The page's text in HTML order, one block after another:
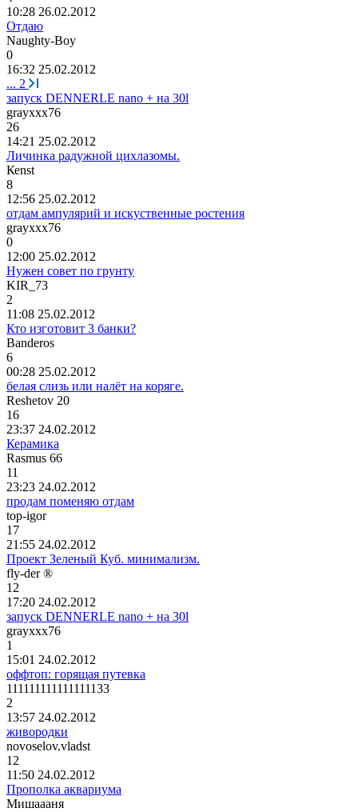
10:28 26.02.2012
Отдаю
Naughty-Boy
0
16:32 25.02.2012
... 2
запуск DENNERLE nano + на 30l
grayxxx76
26
14:21 25.02.2012
Личинка радужной цихлазомы.
Кеnst
8
12:56 25.02.2012
отдам ампулярий и искуственные ростения
grayxxx76
0
12:00 25.02.2012
Нужен совет по грунту
KIR_73
2
11:08 25.02.2012
Кто изготовит 3 банки?
Banderos
6
00:28 25.02.2012
белая слизь или налёт на коряге.
Reshetov 20
16
23:37 24.02.2012
Керамика
Rasmus 66
11
23:23 24.02.2012
продам поменяю отдам
top-igor
17
21:55 24.02.2012
Проект Зеленый Куб. минимализм.
fly-der ®
12
17:20 24.02.2012
запуск DENNERLE nano + на 30l
grayxxx76
1
15:01 24.02.2012
оффтоп: горящая путевка
111111111111111133
2
13:57 24.02.2012
живородки
novoselov.vladst
12
11:50 24.02.2012
Прополка аквариума
Мишаааня